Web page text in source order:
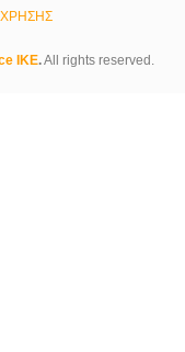
IKE.All rights reserved.